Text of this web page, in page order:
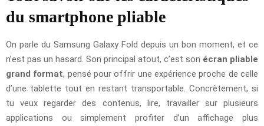
du smartphone pliable
On parle du Samsung Galaxy Fold depuis un bon moment, et ce
n’est pas un hasard. Son principal atout, c’est son écran pliable
grand format, pensé pour offrir une expérience proche de celle
d’une tablette tout en restant transportable. Concrètement, si
tu veux regarder des contenus, lire, travailler sur plusieurs
applications ou simplement profiter d’un affichage plus